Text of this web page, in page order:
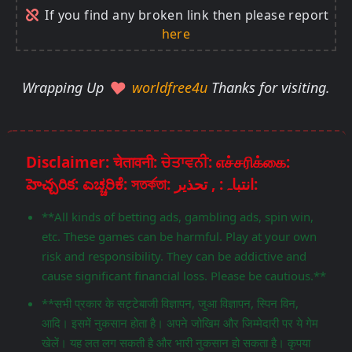
If you find any broken link then please report
here
Wrapping Up worldfree4u Thanks for visiting.
Disclaimer: चेतावनी: ਚੇਤਾਵਨੀ: எச்சரிக்கை:
హెచ్చరిక: ಎಚ್ಚರಿಕೆ: সতর্কতা: انتباہ: , تحذير:
**All kinds of betting ads, gambling ads, spin win,
etc. These games can be harmful. Play at your own
risk and responsibility. They can be addictive and
cause significant financial loss. Please be cautious.**
**सभी प्रकार के सट्टेबाजी विज्ञापन, जुआ विज्ञापन, स्पिन विन,
आदि। इसमें नुकसान होता है। अपने जोखिम और जिम्मेदारी पर ये गेम
खेलें। यह लत लग सकती है और भारी नुकसान हो सकता है। कृपया